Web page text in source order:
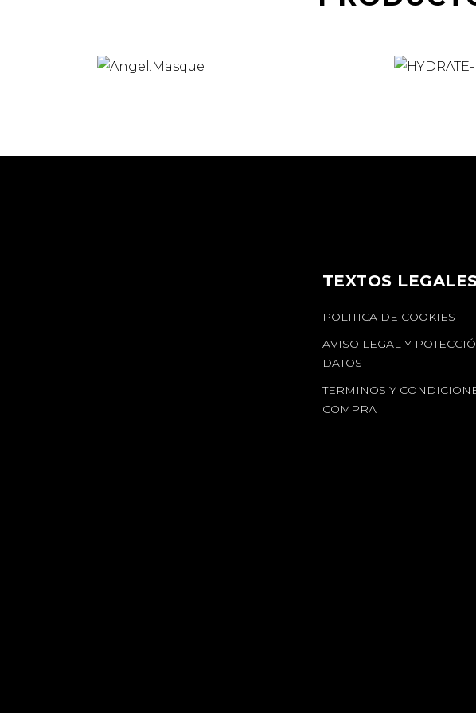
TEXTOS
POLITICA DE COOKIES
AVISO LEGAL Y
DATOS
TERMINOS Y
COMPRA